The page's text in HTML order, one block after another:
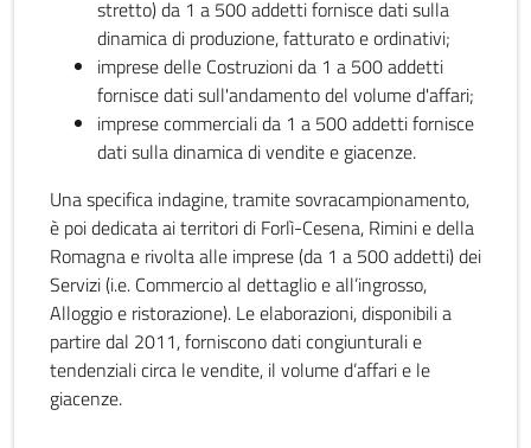
stretto) da 1 a 500 addetti fornisce dati sulla
dinamica di produzione, fatturato e ordinativi;
imprese delle Costruzioni da 1 a 500 addetti
fornisce dati sull'andamento del volume d'affari;
imprese commerciali da 1 a 500 addetti fornisce
dati sulla dinamica di vendite e giacenze.
Una specifica indagine, tramite sovracampionamento,
è poi dedicata ai territori di Forlì-Cesena, Rimini e della
Romagna e rivolta alle imprese (da 1 a 500 addetti) dei
Servizi (i.e. Commercio al dettaglio e all’ingrosso,
Alloggio e ristorazione). Le elaborazioni, disponibili a
partire dal 2011, forniscono dati congiunturali e
tendenziali circa le vendite, il volume d’affari e le
giacenze.